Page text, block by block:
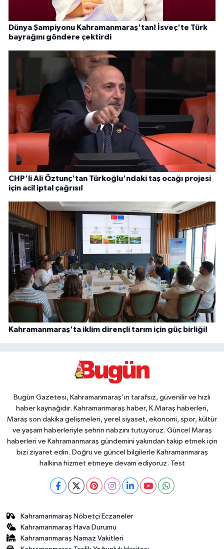
Dünya Şampiyonu Kahramanmaraş'tan! İsveç'te Türk
bayrağını göndere çektirdi
CHP'li Ali Öztunç'tan Türkoğlu'ndaki taş ocağı projesi
için acil iptal çağrısı!
Kahramanmaraş'ta iklim dirençli tarım için güç birliği!
Bugün Gazetesi, Kahramanmaraş’ın tarafsız, güvenilir ve hızlı
haber kaynağıdır. Kahramanmaraş haber, K.Maraş haberleri,
Maraş son dakika gelişmeleri, yerel siyaset, ekonomi, spor, kültür
ve yaşam haberleriyle şehrin nabzını tutuyoruz. Güncel Maraş
haberleri ve Kahramanmaraş gündemini yakından takip etmek için
bizi ziyaret edin. Doğru ve güncel bilgilerle Kahramanmaraş
halkına hizmet etmeye devam ediyoruz. Test
Kahramanmaraş Nöbetçi Eczaneler
Kahramanmaraş Hava Durumu
Kahramanmaraş Namaz Vakitleri